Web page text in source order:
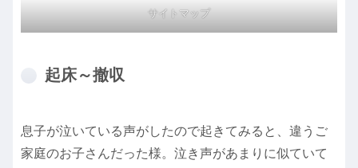
サイトマップ
起床～撤収
息子が泣いている声がしたので起きてみると、違うご
家庭のお子さんだった様。泣き声があまりに似ていて